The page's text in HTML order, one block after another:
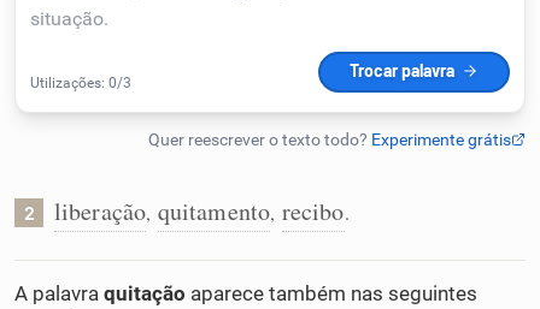
Corrigir Texto
Detector de IA
Humanizador de IA
Cata-letras
2 liberação, quitamento, recibo.
A palavra quitação aparece também nas seguintes